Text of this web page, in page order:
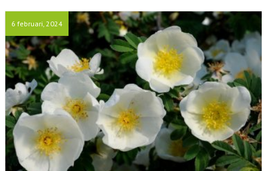
6 februari, 2024